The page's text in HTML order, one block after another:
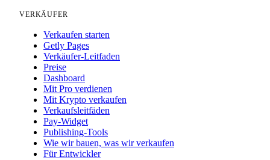
VERKÄUFER
Verkaufen starten
Getly Pages
Verkäufer-Leitfaden
Preise
Dashboard
Mit Pro verdienen
Mit Krypto verkaufen
Verkaufsleitfäden
Pay-Widget
Publishing-Tools
Wie wir bauen, was wir verkaufen
Für Entwickler